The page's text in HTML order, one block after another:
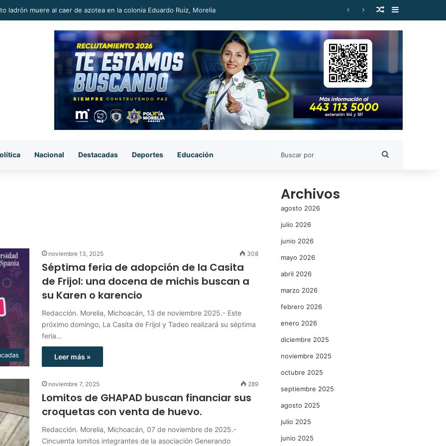
Carlos Torres Piña amplía su ventaja y se mantiene como el mejor posicionado de Morena Publicación al
Barra lateral
Nacional Destacadas Deportes Educación
noviembre 13, 2025 308
Séptima feria de adopción de la Casita
de Frijol: una docena de michis buscan a
su Karen o karencio
Redacción. Morelia, Michoacán, 13 de noviembre 2025.- Este
próximo domingo, La Casita de Frijol y Tadeo realizará su séptima
feria…
Leer más »
noviembre 7, 2025 289
Lomitos de GHAPAD buscan financiar sus
croquetas con venta de huevo.
Redacción. Morelia, Michoacán, 07 de noviembre de 2025.-
Cincuenta lomitos integrantes de la asociación Generando
Archivos
agosto 2026
julio 2026
junio 2026
mayo 2026
abril 2026
marzo 2026
febrero 2026
enero 2026
diciembre 2025
noviembre 2025
octubre 2025
septiembre 2025
agosto 2025
julio 2025
junio 2025